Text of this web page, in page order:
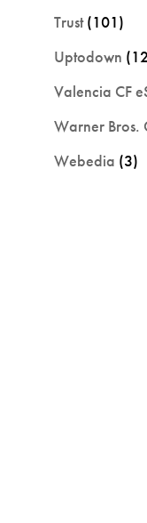
Trust(101)
Uptodown
Valencia CF
Warner Bros.
Webedia (3)